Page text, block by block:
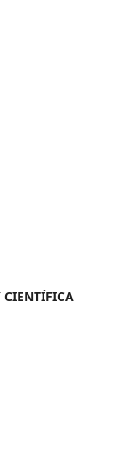
CIENTÍFICA